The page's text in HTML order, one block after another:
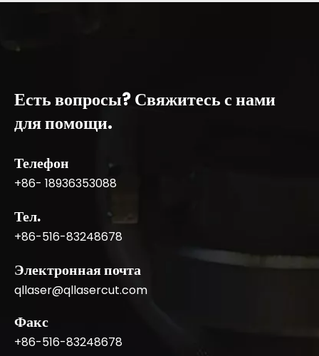
Есть вопросы? Свяжитесь с нами
для помощи.
Телефон
+86- 18936353088
Тел.
+86-516-83248678
Электронная почта
qllaser@qllasercut.com
Факс
+86-516-83248678